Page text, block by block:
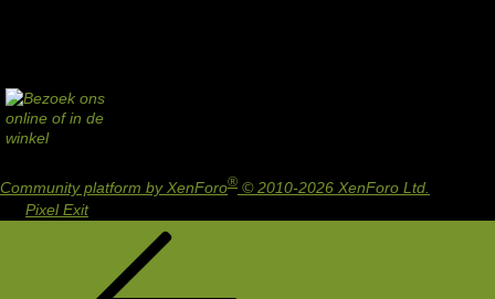
Community platform by XenForo® © 2010-2026 XenForo Ltd.
Pixel Exit